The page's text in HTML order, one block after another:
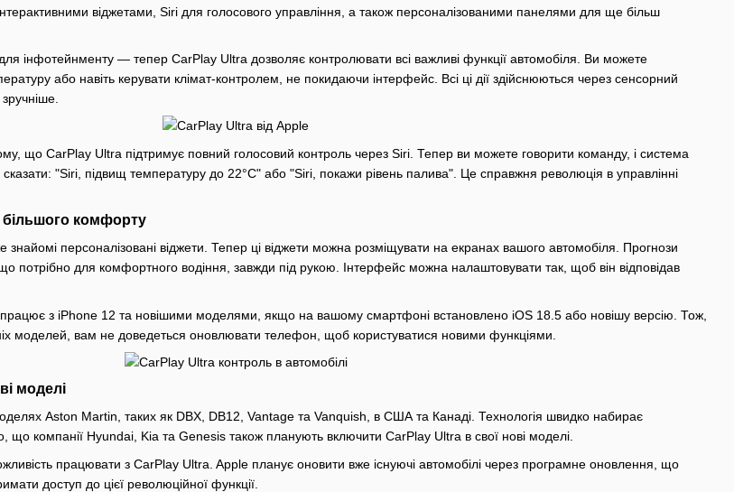
інтерактивними віджетами, Siri для голосового управління, а також персоналізованими панелями для ще більш
інфотейнменту — тепер CarPlay Ultra дозволяє контролювати всі важливі функції автомобіля. Ви можете
або навіть керувати клімат-контролем, не покидаючи інтерфейс. Всі ці дії здійснюються через сенсорний
що CarPlay Ultra підтримує повний голосовий контроль через Siri. Тепер ви можете говорити команду, і система
"Siri, підвищ температуру до 22°C" або "Siri, покажи рівень палива". Це справжня революція в управлінні
більшого комфорту
персоналізовані віджети. Тепер ці віджети можна розміщувати на екранах вашого автомобіля. Прогнози
потрібно для комфортного водіння, завжди під рукою. Інтерфейс можна налаштовувати так, щоб він відповідав
з iPhone 12 та новішими моделями, якщо на вашому смартфоні встановлено iOS 18.5 або новішу версію. Тож,
моделей, вам не доведеться оновлювати телефон, щоб користуватися новими функціями.
моделі
Aston Martin, таких як DBX, DB12, Vantage та Vanquish, в США та Канаді. Технологія швидко набирає
що компанії Hyundai, Kia та Genesis також планують включити CarPlay Ultra в свої нові моделі.
працювати з CarPlay Ultra. Apple планує оновити вже існуючі автомобілі через програмне оновлення, що
доступ до цієї революційної функції.